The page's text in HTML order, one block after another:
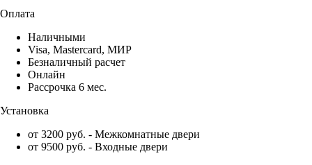
Оплата
Наличными
Visa, Mastercard, МИР
Безналичный расчет
Онлайн
Рассрочка 6 мес.
Установка
от 3200 руб. - Межкомнатные двери
от 9500 руб. - Входные двери